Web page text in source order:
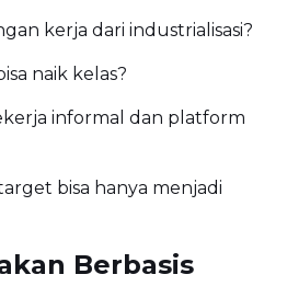
kerja dari industrialisasi?
naik kelas?
informal dan platform
bisa hanya menjadi
Berbasis